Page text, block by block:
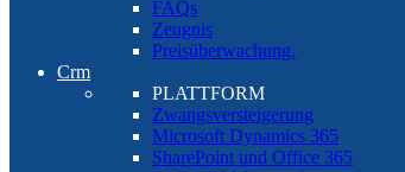
FAQs
Zeugnis
Preisüberwachung.
Crm
PLATTFORM
Zwangsversteigerung
Microsoft Dynamics 365
SharePoint und Office 365